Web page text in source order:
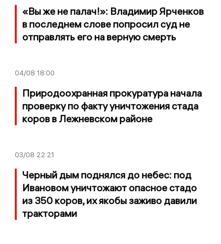
«Вы же не палач!»: Владимир Ярченков
в последнем слове попросил суд не
отправлять его на верную смерть
04/08 18:00
Природоохранная прокуратура начала
проверку по факту уничтожения стада
коров в Лежневском районе
03/08 22:21
Черный дым поднялся до небес: под
Ивановом уничтожают опасное стадо
из 350 коров, их якобы заживо давили
тракторами